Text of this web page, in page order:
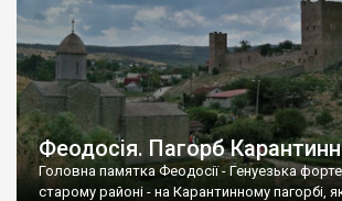
Феодосія. Пагорб
Головна памятка Феодосії - Генуезька
старому районі - на Карантинному пагорбі,